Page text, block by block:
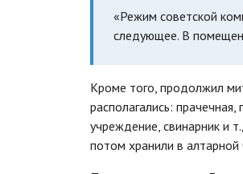
«Режим советской
следующее. В
Кроме того, продолжил
располагались:
учреждение, свинарник и
потом хранили в алтарной